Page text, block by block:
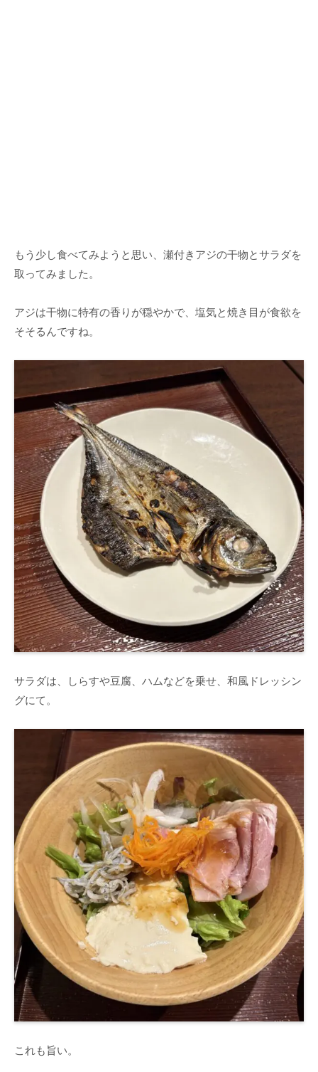
もう少し食べてみようと思い、瀬付きアジの干物とサラダを
取ってみました。
アジは干物に特有の香りが穏やかで、塩気と焼き目が食欲を
そそるんですね。
サラダは、しらすや豆腐、ハムなどを乗せ、和風ドレッシン
グにて。
これも旨い。